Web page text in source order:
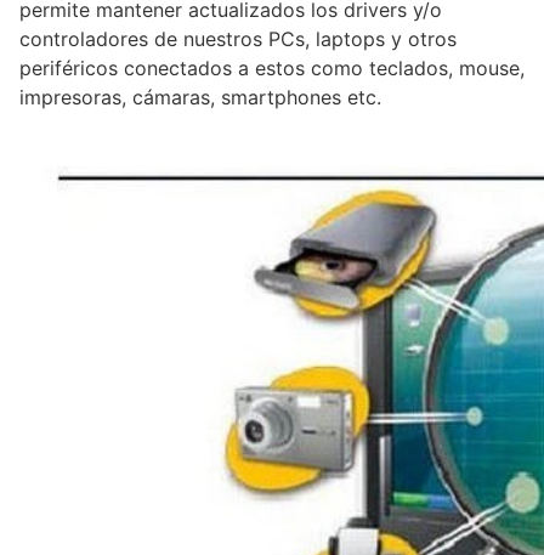
permite mantener actualizados los drivers y/o
controladores de nuestros PCs, laptops y otros
periféricos conectados a estos como teclados, mouse,
impresoras, cámaras, smartphones etc.